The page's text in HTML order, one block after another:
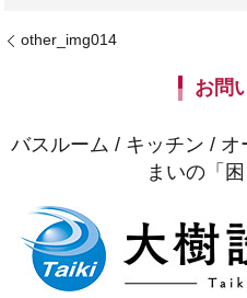
other_img014
お問
バスルーム / キッチン /
まいの「